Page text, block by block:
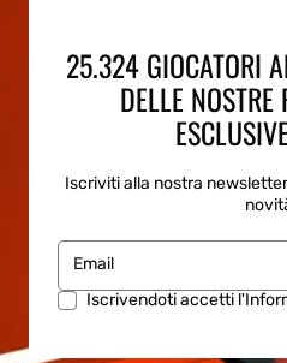
25.324 GIOCATORI
DELLE
Iscriviti alla nostra
Email
Iscrivendoti accetti